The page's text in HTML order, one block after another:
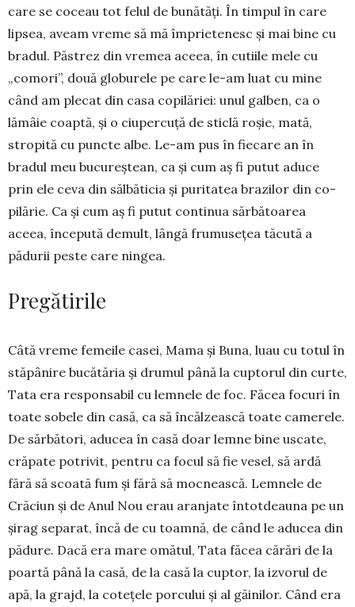
care se coceau tot felul de bunătăți. În timpul în care
lipsea, aveam vreme să mă împrietenesc și mai bine cu
bradul. Păstrez din vremea aceea, în cutiile mele cu
„comori”, două globurele pe care le-am luat cu mine
când am plecat din casa copilăriei: unul galben, ca o
lămâie coaptă, și o ciupercuță de sticlă roșie, mată,
stropită cu puncte albe. Le-am pus în fiecare an în
bradul meu bucureștean, ca și cum aș fi putut aduce
prin ele ceva din sălbăticia și puritatea brazilor din co­
pilărie. Ca și cum aș fi putut continua sărbă­toarea
aceea, începută demult, lângă frumusețea tăcută a
pădurii peste care ningea.
Pregătirile
Câtă vreme femeile casei, Mama și Buna, luau cu totul în
stăpânire bucătăria și drumul până la cuptorul din curte,
Tata era respon­sabil cu lemnele de foc. Făcea focuri în
toate sobele din casă, ca să încălzească toate ca­merele.
De sărbători, aducea în casă doar lemne bine uscate,
crăpate potrivit, pentru ca focul să fie vesel, să ardă
fără să scoată fum și fără să mocnească. Lemnele de
Crăciun și de Anul Nou erau aranjate întotdeauna pe un
șirag separat, încă de cu toamnă, de când le aducea din
pădure. Dacă era mare omătul, Tata făcea cărări de la
poartă până la casă, de la casă la cuptor, la izvorul de
apă, la grajd, la co­tețele porcului și al găinilor. Când era